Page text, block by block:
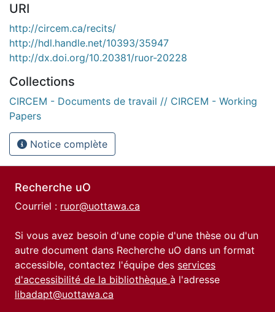
URI
http://circem.ca/recits/
http://hdl.handle.net/10393/35947
http://dx.doi.org/10.20381/ruor-20228
Collections
CIRCEM - Documents de travail // CIRCEM - Working
Papers
Notice complète
Recherche uO
Courriel : ruor@uottawa.ca
Si vous avez besoin d'une copie d'une thèse ou d'un
autre document dans Recherche uO dans un format
accessible, contactez l'équipe des services
d'accessibilité de la bibliothèque à l'adresse
libadapt@uottawa.ca